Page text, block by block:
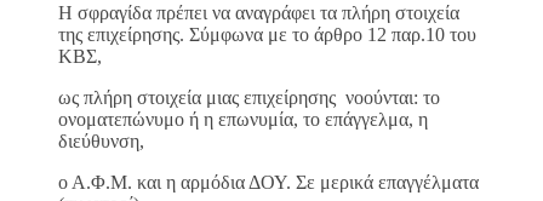
Η σφραγίδα πρέπει να αναγράφει τα πλήρη στοιχεία
της επιχείρησης. Σύμφωνα με το άρθρο 12 παρ.10 του
ΚΒΣ,
ως πλήρη στοιχεία μιας επιχείρησης νοούνται: το
ονοματεπώνυμο ή η επωνυμία, το επάγγελμα, η
διεύθυνση,
ο Α.Φ.Μ. και η αρμόδια ΔΟΥ. Σε μερικά επαγγέλματα